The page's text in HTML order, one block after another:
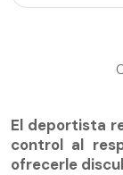
El deportista
control al
ofrecerle